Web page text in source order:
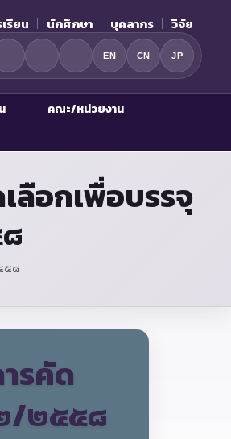
รียน นักศึกษา บุคลากร วิจัย
EN CN JP
คณะ/หน่วยงาน
ลือกเพื่อบรรจุ
๕๘
รคัด
/๒๕๕๘